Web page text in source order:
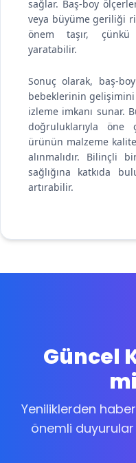
sağlar. Baş-boy
veya büyüme geriliği
önem taşır, çünkü
yaratabilir.
Sonuç olarak, baş-
bebeklerinin
izleme imkanı sunar.
doğruluklarıyla öne
ürünün malzeme
alınmalıdır. Bilinçli
sağlığına katkıda
artırabilir.
Güncel
Yeniliklerden
önemli